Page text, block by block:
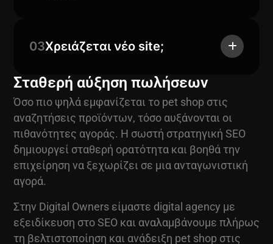
03Χρειάζεται νέο site;
Σταθερή αύξηση πωλήσεων
Όσο πιο ψηλά εμφανίζεται το pet shop στις
αναζητήσεις προϊόντων, τόσο αυξάνονται οι
πιθανότητες αγοράς. Η σωστή στρατηγική SEO
δημιουργεί σταθερή ορατότητα και βοηθά την
επιχείρηση να ξεχωρίζει σε μια ανταγωνιστική
αγορά.
Στην Digital Owners είμαστε digital agency με
εξειδίκευση στοSEO και αναλαμβάνουμε πλήρως
τη βελτιστοποίηση και ανάδειξη pet shop στις